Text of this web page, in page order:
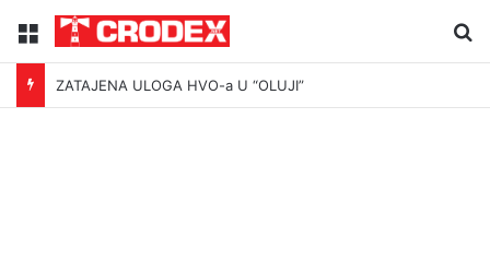
Menu
ZATAJENA ULOGA HVO-a U “OLUJI”